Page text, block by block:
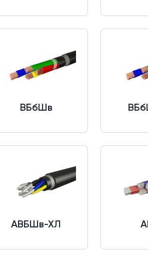
ВБбШв
АВБШв-ХЛ